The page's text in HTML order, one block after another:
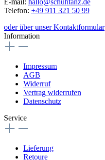
E-mail: hallo@schuhtanz.de
Telefon: +49 911 321 50 99
oder über unser Kontaktformular
Information
Impressum
AGB
Widerruf
Vertrag widerrufen
Datenschutz
Service
Lieferung
Retoure